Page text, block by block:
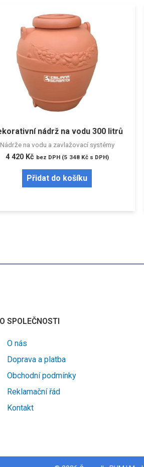
nádrž na vodu 300 litrů
Nádrže na vodu a zavlažovací systémy
4 420 Kč bez DPH (5 348 Kčs DPH)
Přidat do košíku
O SPOLEČNOSTI
O nás
Doprava a platba
Obchodní podmínky
Reklamační řád
Kontakt